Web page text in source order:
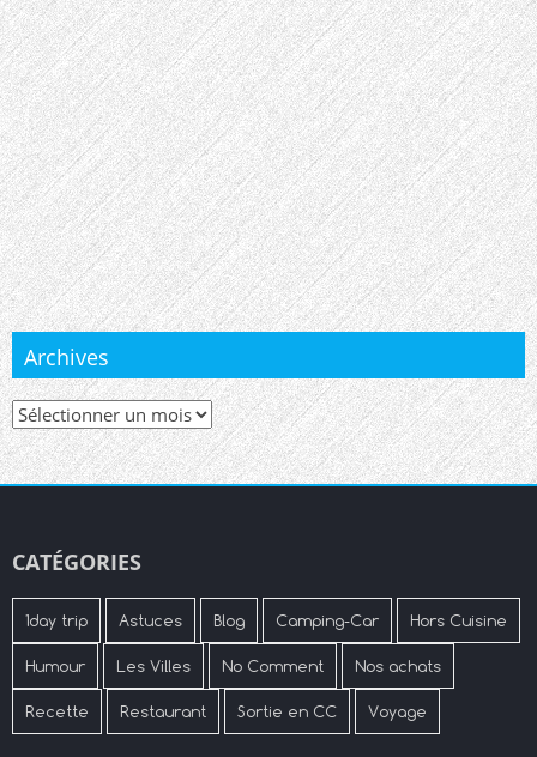
Archives
Archives
CATÉGORIES
1day trip Astuces Blog Camping-Car Hors Cuisine
Humour Les Villes No Comment Nos achats
Recette Restaurant Sortie en CC Voyage